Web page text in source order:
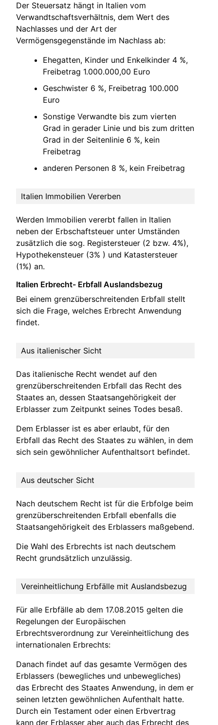
Der Steuersatz hängt in Italien vom
Verwandtschaftsverhältnis, dem Wert des
Nachlasses und der Art der
Vermögensgegenstände im Nachlass ab:
Ehegatten, Kinder und Enkelkinder 4 %,
Freibetrag 1.000.000,00 Euro
Geschwister 6 %, Freibetrag 100.000
Euro
Sonstige Verwandte bis zum vierten
Grad in gerader Linie und bis zum dritten
Grad in der Seitenlinie 6 %, kein
Freibetrag
anderen Personen 8 %, kein Freibetrag
Italien Immobilien Vererben
Werden Immobilien vererbt fallen in Italien
neben der Erbschaftsteuer unter Umständen
zusätzlich die sog. Registersteuer (2 bzw. 4%),
Hypothekensteuer (3% ) und Katastersteuer
(1%) an.
Italien Erbrecht- Erbfall Auslandsbezug
Bei einem grenzüberschreitenden Erbfall stellt
sich die Frage, welches Erbrecht Anwendung
findet.
Aus italienischer Sicht
Das italienische Recht wendet auf den
grenzüberschreitenden Erbfall das Recht des
Staates an, dessen Staatsangehörigkeit der
Erblasser zum Zeitpunkt seines Todes besaß.
Dem Erblasser ist es aber erlaubt, für den
Erbfall das Recht des Staates zu wählen, in dem
sich sein gewöhnlicher Aufenthaltsort befindet.
Aus deutscher Sicht
Nach deutschem Recht ist für die Erbfolge beim
grenzüberschreitenden Erbfall ebenfalls die
Staatsangehörigkeit des Erblassers maßgebend.
Die Wahl des Erbrechts ist nach deutschem
Recht grundsätzlich unzulässig.
Vereinheitlichung Erbfälle mit Auslandsbezug
Für alle Erbfälle ab dem 17.08.2015 gelten die
Regelungen der Europäischen
Erbrechtsverordnung zur Vereinheitlichung des
internationalen Erbrechts:
Danach findet auf das gesamte Vermögen des
Erblassers (bewegliches und unbewegliches)
das Erbrecht des Staates Anwendung, in dem er
seinen letzten gewöhnlichen Aufenthalt hatte.
Durch ein Testament oder einen Erbvertrag
kann der Erblasser aber auch das Erbrecht des